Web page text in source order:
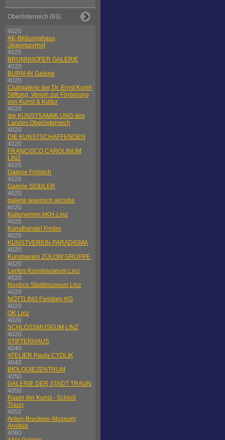
Oberösterreich (63)
4020
AK-Bildungshaus
Jägermayrhof
4020
BRUNNHOFER GALERIE
4020
BURN-IN Galerie
4020
Clubgalerie der Dr. Ernst Koref-
Stiftung, Verein zur Förderung
von Kunst & Kultur
4020
die KUNSTSAMMLUNG des
Landes Oberösterreich
4020
DIE KUNSTSCHAFFENDEN
4020
FRANCISCO CAROLINUM
LINZ
4020
Galerie Fröhlich
4020
Galerie SEIDLER
4020
galerie wuensch aircube
4020
Kulturverein AKH-Linz
4020
Kunsthandel Freller
4020
KUNSTVEREIN PARADIGMA
4020
Kunstverein ZÜLOW GRUPPE
4020
Lentos Kunstmuseum Linz
4020
Nordico Stadtmuseum Linz
4020
NÖTTLING Familien KG
4020
OK Linz
4020
SCHLOSSMUSEUM LINZ
4020
STIFTERHAUS
4040
ATELIER Paula CYDLIK
4040
BIOLOGIEZENTRUM
4050
GALERIE DER STADT TRAUN
4050
Raum der Kunst - Schloß
Traun
4052
Anton-Bruckner-Museum
Ansfeld
4060